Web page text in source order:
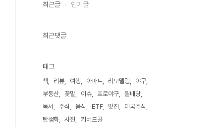
최근글 인기글
최근댓글
태그
책 리뷰 여행 아파트 리모델링
야구
부동산
꽃말 이슈 프로야구
월배당
독서
주식 음식 ETF 맛집
미국주식
탄생화
사진 커버드콜